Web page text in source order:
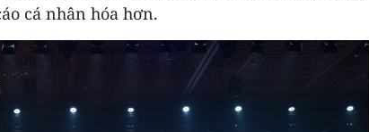
cá nhân hóa hơn.